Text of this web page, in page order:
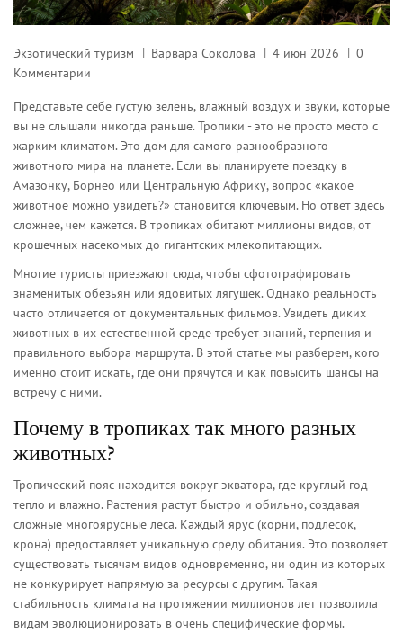
Экзотический туризм Варвара Соколова 4 июн 2026
0
Комментарии
Представьте себе густую зелень, влажный воздух и звуки, которые
вы не слышали никогда раньше. Тропики - это не просто место с
жарким климатом. Это дом для самого разнообразного
животного мира на планете. Если вы планируете поездку в
Амазонку, Борнео или Центральную Африку, вопрос «какое
животное можно увидеть?» становится ключевым. Но ответ здесь
сложнее, чем кажется. В тропиках обитают миллионы видов, от
крошечных насекомых до гигантских млекопитающих.
Многие туристы приезжают сюда, чтобы сфотографировать
знаменитых обезьян или ядовитых лягушек. Однако реальность
часто отличается от документальных фильмов. Увидеть диких
животных в их естественной среде требует знаний, терпения и
правильного выбора маршрута. В этой статье мы разберем, кого
именно стоит искать, где они прячутся и как повысить шансы на
встречу с ними.
Почему в тропиках так много разных
животных?
Тропический пояс находится вокруг экватора, где круглый год
тепло и влажно. Растения растут быстро и обильно, создавая
сложные многоярусные леса. Каждый ярус (корни, подлесок,
крона) предоставляет уникальную среду обитания. Это позволяет
существовать тысячам видов одновременно, ни один из которых
не конкурирует напрямую за ресурсы с другим. Такая
стабильность климата на протяжении миллионов лет позволила
видам эволюционировать в очень специфические формы.